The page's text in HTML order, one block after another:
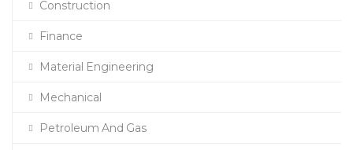
Construction
Finance
Material Engineering
Mechanical
Petroleum And Gas